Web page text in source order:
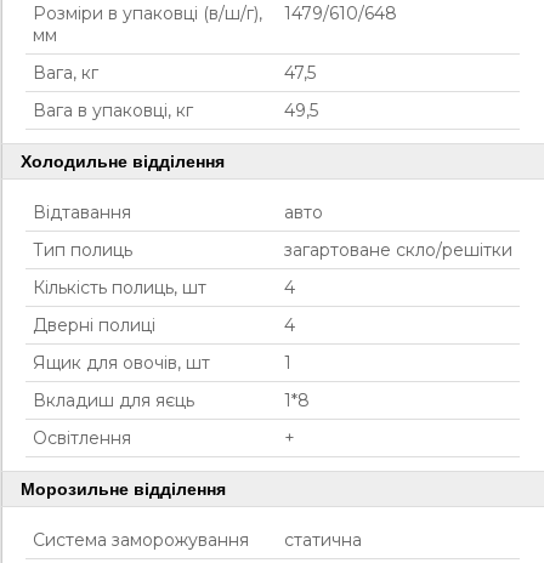
Розміри в упаковці (в/ш/г),
мм
1479/610/648
Вага, кг
47,5
Вага в упаковці, кг
49,5
Холодильне відділення
Відтавання
авто
Тип полиць
загартоване скло/решітки
Кількість полиць, шт
4
Дверні полиці
4
Ящик для овочів, шт
1
Вкладиш для яєць
1*8
Освітлення
+
Морозильне відділення
Система заморожування
статична